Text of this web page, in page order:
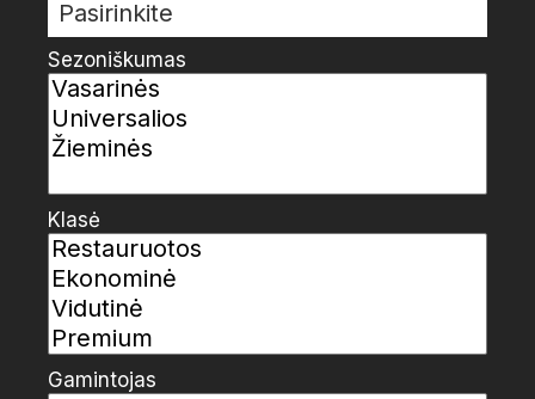
Pasirinkite
Sezoniškumas
Klasė
Gamintojas